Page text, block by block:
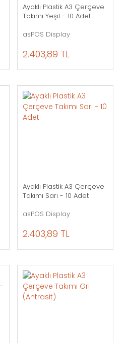
Ayaklı Plastik A3 Çerçeve
Takımı Yeşil - 10 Adet
asPOS Display
2.403,89 TL
Ayaklı Plastik A3 Çerçeve
Takımı Sarı - 10 Adet
asPOS Display
2.403,89 TL